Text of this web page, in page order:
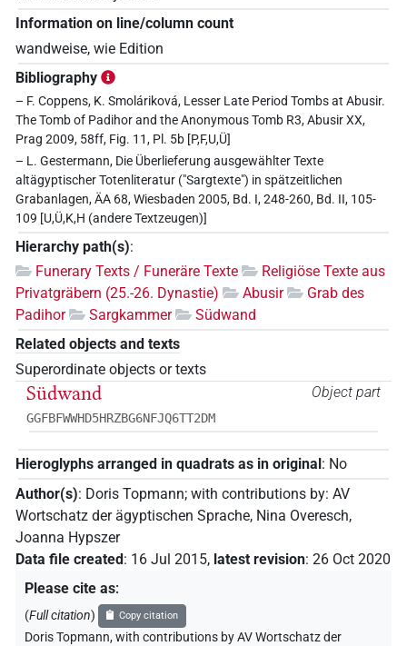
Information on line/column count
wandweise, wie Edition
Bibliography
– F. Coppens, K. Smoláriková, Lesser Late Period Tombs at Abusir.
The Tomb of Padihor and the Anonymous Tomb R3, Abusir XX,
Prag 2009, 58ff, Fig. 11, Pl. 5b [P,F,U,Ü]
– L. Gestermann, Die Überlieferung ausgewählter Texte
altägyptischer Totenliteratur ("Sargtexte") in spätzeitlichen
Grabanlagen, ÄA 68, Wiesbaden 2005, Bd. I, 248-260, Bd. II, 105-
109 [U,Ü,K,H (andere Textzeugen)]
Hierarchy path(s):
Funerary Texts / Funeräre Texte
Religiöse Texte aus
Privatgräbern (25.-26. Dynastie)
Abusir
Grab des
Padihor
Sargkammer
Südwand
Related objects and texts
Superordinate objects or texts
Object part
Südwand
GGFBFWWHD5HRZBG6NFJQ6TT2DM
Hieroglyphs arranged in quadrats as in original : No
Author(s): Doris Topmann; with contributions by: AV
Wortschatz der ägyptischen Sprache, Nina Overesch,
Joanna Hypszer
Data file created: 16 Jul 2015, latest revision: 26 Oct 2020
Please cite as:
(Full citation) Copy citation
Doris Topmann,with contributions byAV Wortschatz der